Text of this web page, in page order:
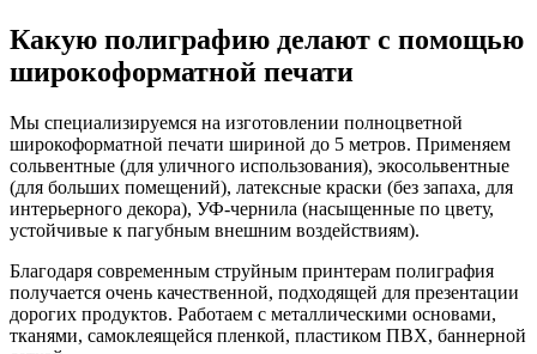
Какую полиграфию делают с помощью
широкоформатной печати
Мы специализируемся на изготовлении полноцветной
широкоформатной печати шириной до 5 метров. Применяем
сольвентные (для уличного использования), экосольвентные
(для больших помещений), латексные краски (без запаха, для
интерьерного декора), УФ-чернила (насыщенные по цвету,
устойчивые к пагубным внешним воздействиям).
Благодаря современным струйным принтерам полиграфия
получается очень качественной, подходящей для презентации
дорогих продуктов. Работаем с металлическими основами,
тканями, самоклеящейся пленкой, пластиком ПВХ, баннерной